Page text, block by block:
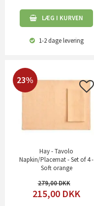
LÆG I KURVEN
1-2 dagelevering
23%
Hay - Tavolo
Napkin/Placemat - Set of 4 -
Soft orange
279,00
215,00 DKK